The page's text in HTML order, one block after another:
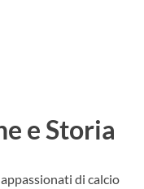
e Storia
di calcio